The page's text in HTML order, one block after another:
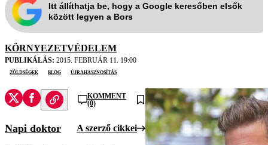
Itt állíthatja be, hogy a Google keresőben elsők
között legyen a Bors
KÖRNYEZETVÉDELEM
PUBLIKÁLÁS: 2015. FEBRUÁR 11. 19:00
zöldségek
blog újrahasznosítás
KOMMENT
(0)
Napi doktor A szerző cikkei